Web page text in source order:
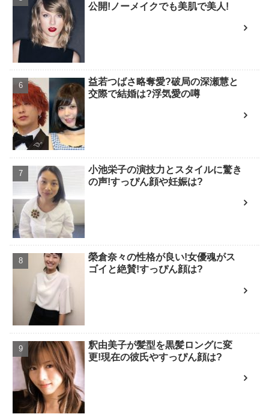
公開!ノーメイクでも美肌で美人!
益若つばさ略奪愛?破局の深瀬慧と
交際で結婚は?浮気愛の噂
小池栄子の演技力とスタイルに驚き
の声!すっぴん顔や妊娠は?
榮倉奈々の性格が良い!女優魂がス
ゴイと絶賛!すっぴん顔は?
釈由美子が髪型を黒髪ロングに変
更!現在の彼氏やすっぴん顔は?